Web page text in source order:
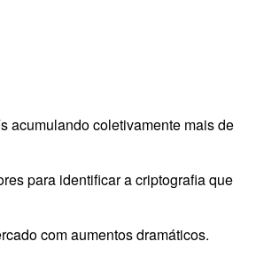
acumulando coletivamente mais de
para identificar a criptografia que
com aumentos dramáticos.